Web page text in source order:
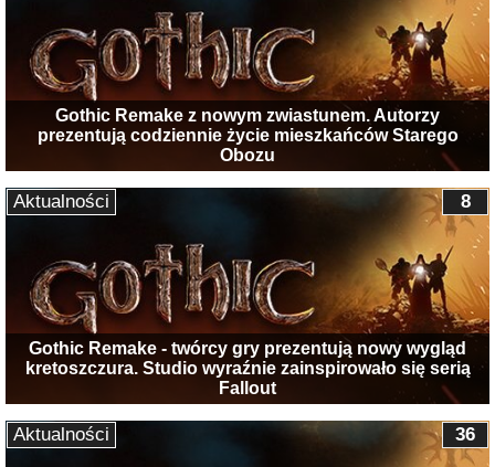
Gothic Remake z nowym zwiastunem. Autorzy
prezentują codziennie życie mieszkańców Starego
Obozu
Gothic Remake - twórcy gry prezentują nowy wygląd
kretoszczura. Studio wyraźnie zainspirowało się serią
Fallout
8
Aktualności
36
Aktualności